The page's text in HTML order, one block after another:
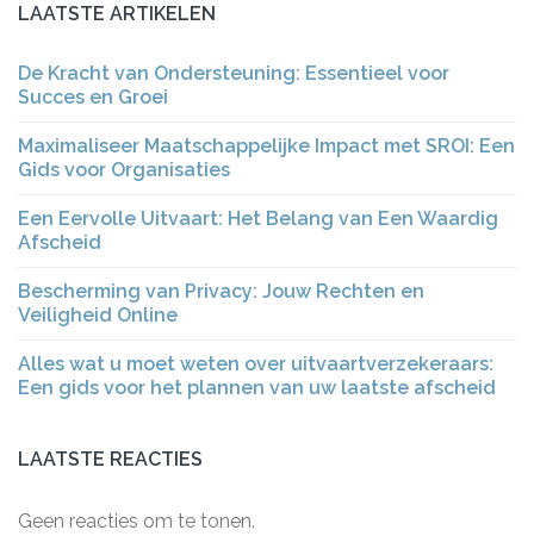
LAATSTE ARTIKELEN
De Kracht van Ondersteuning: Essentieel voor
Succes en Groei
Maximaliseer Maatschappelijke Impact met SROI: Een
Gids voor Organisaties
Een Eervolle Uitvaart: Het Belang van Een Waardig
Afscheid
Bescherming van Privacy: Jouw Rechten en
Veiligheid Online
Alles wat u moet weten over uitvaartverzekeraars:
Een gids voor het plannen van uw laatste afscheid
LAATSTE REACTIES
Geen reacties om te tonen.